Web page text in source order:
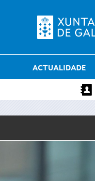
ACTUALIDADE